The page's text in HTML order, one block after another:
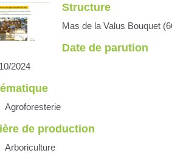
Structure
Mas de la Valus Bouquet
Date de parution
2024
Agroforesterie
de production
Arboriculture